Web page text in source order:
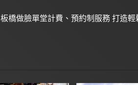
板橋做臉單堂計費、預約制服務 打造輕